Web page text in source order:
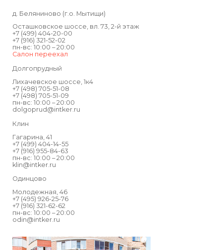
д. Беляниново (г.о. Мытищи)
Осташковское шоссе, вл. 73, 2-й этаж
+7 (499) 404-20-00
+7 (916) 321-52-02
пн-вс: 10:00 – 20:00
Салон переехал
Долгопрудный
Лихачевское шоссе, 1к4
+7 (498) 705-51-08
+7 (498) 705-51-09
пн-вс: 10:00 – 20:00
dolgoprud@intker.ru
Клин
Гагарина, 41
+7 (499) 404-14-55
+7 (916) 955-84-63
пн-вс: 10:00 – 20:00
klin@intker.ru
Одинцово
Молодежная, 46
+7 (495) 926-25-76
+7 (916) 321-62-62
пн-вс: 10:00 – 20:00
odin@intker.ru